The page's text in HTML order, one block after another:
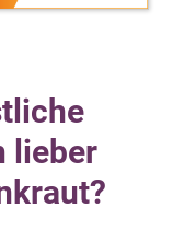
lieber